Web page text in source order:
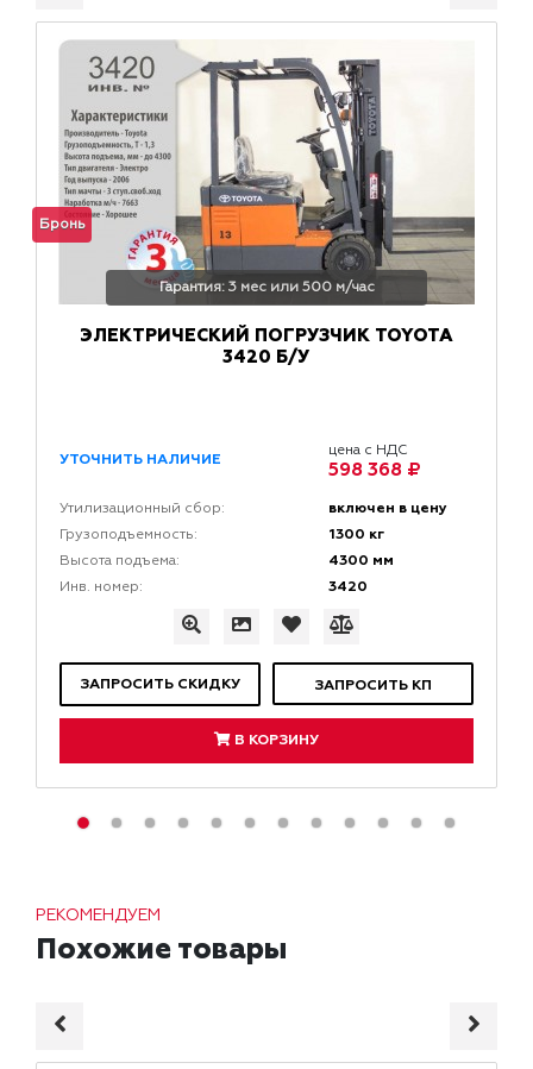
Бронь
Гарантия: 3 мес или 500 м/час
ЭЛЕКТРИЧЕСКИЙ ПОГРУЗЧИК TOYOTA
3420 Б/У
УТОЧНИТЬ НАЛИЧИЕ
цена с НДС
598 368 ₽
Утилизационный сбор: включен в цену
Грузоподъемность: 1300 кг
Высота подъема: 4300 мм
Инв. номер: 3420
ЗАПРОСИТЬ СКИДКУ ЗАПРОСИТЬ КП
В КОРЗИНУ
РЕКОМЕНДУЕМ
Похожие товары